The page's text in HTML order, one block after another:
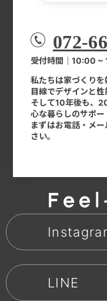
072-
受付時間｜10:00 ~
私たちは家づくり
目線でデザインと性
そして10年後も、
心な暮らしのサポー
まずはお電話・メ
さい。
LINE